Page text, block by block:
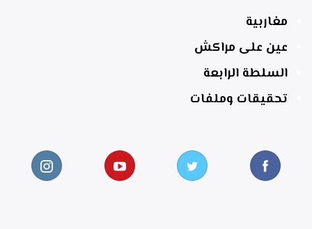
مغاربية
عين على مراكش
السلطة الرابعة
تحقيقات وملفات